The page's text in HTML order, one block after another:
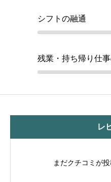
シフトの融通
残業・持ち帰り仕
レ
まだクチコミが